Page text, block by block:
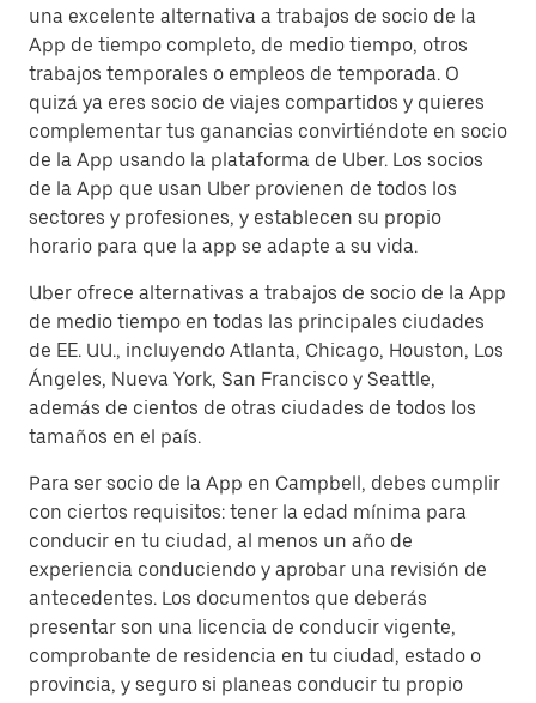
una excelente alternativa a trabajos de socio de la
App de tiempo completo, de medio tiempo, otros
trabajos temporales o empleos de temporada. O
quizá ya eres socio de viajes compartidos y quieres
complementar tus ganancias convirtiéndote en socio
de la App usando la plataforma de Uber. Los socios
de la App que usan Uber provienen de todos los
sectores y profesiones, y establecen su propio
horario para que la app se adapte a su vida.
Uber ofrece alternativas a trabajos de socio de la App
de medio tiempo en todas las principales ciudades
de EE. UU., incluyendo Atlanta, Chicago, Houston, Los
Ángeles, Nueva York, San Francisco y Seattle,
además de cientos de otras ciudades de todos los
tamaños en el país.
Para ser socio de la App en Campbell, debes cumplir
con ciertos requisitos: tener la edad mínima para
conducir en tu ciudad, al menos un año de
experiencia conduciendo y aprobar una revisión de
antecedentes. Los documentos que deberás
presentar son una licencia de conducir vigente,
comprobante de residencia en tu ciudad, estado o
provincia, y seguro si planeas conducir tu propio